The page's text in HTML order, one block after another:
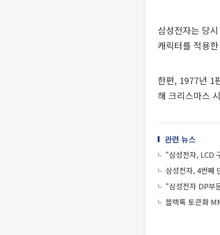
삼성전자는 당
캐릭터를 적용
한편, 1977년 1
해 크리스마스
관련 뉴스
“삼성전자, LCD
삼성전자, 4번째
“삼성전자 DP부
블랙록 토큰화